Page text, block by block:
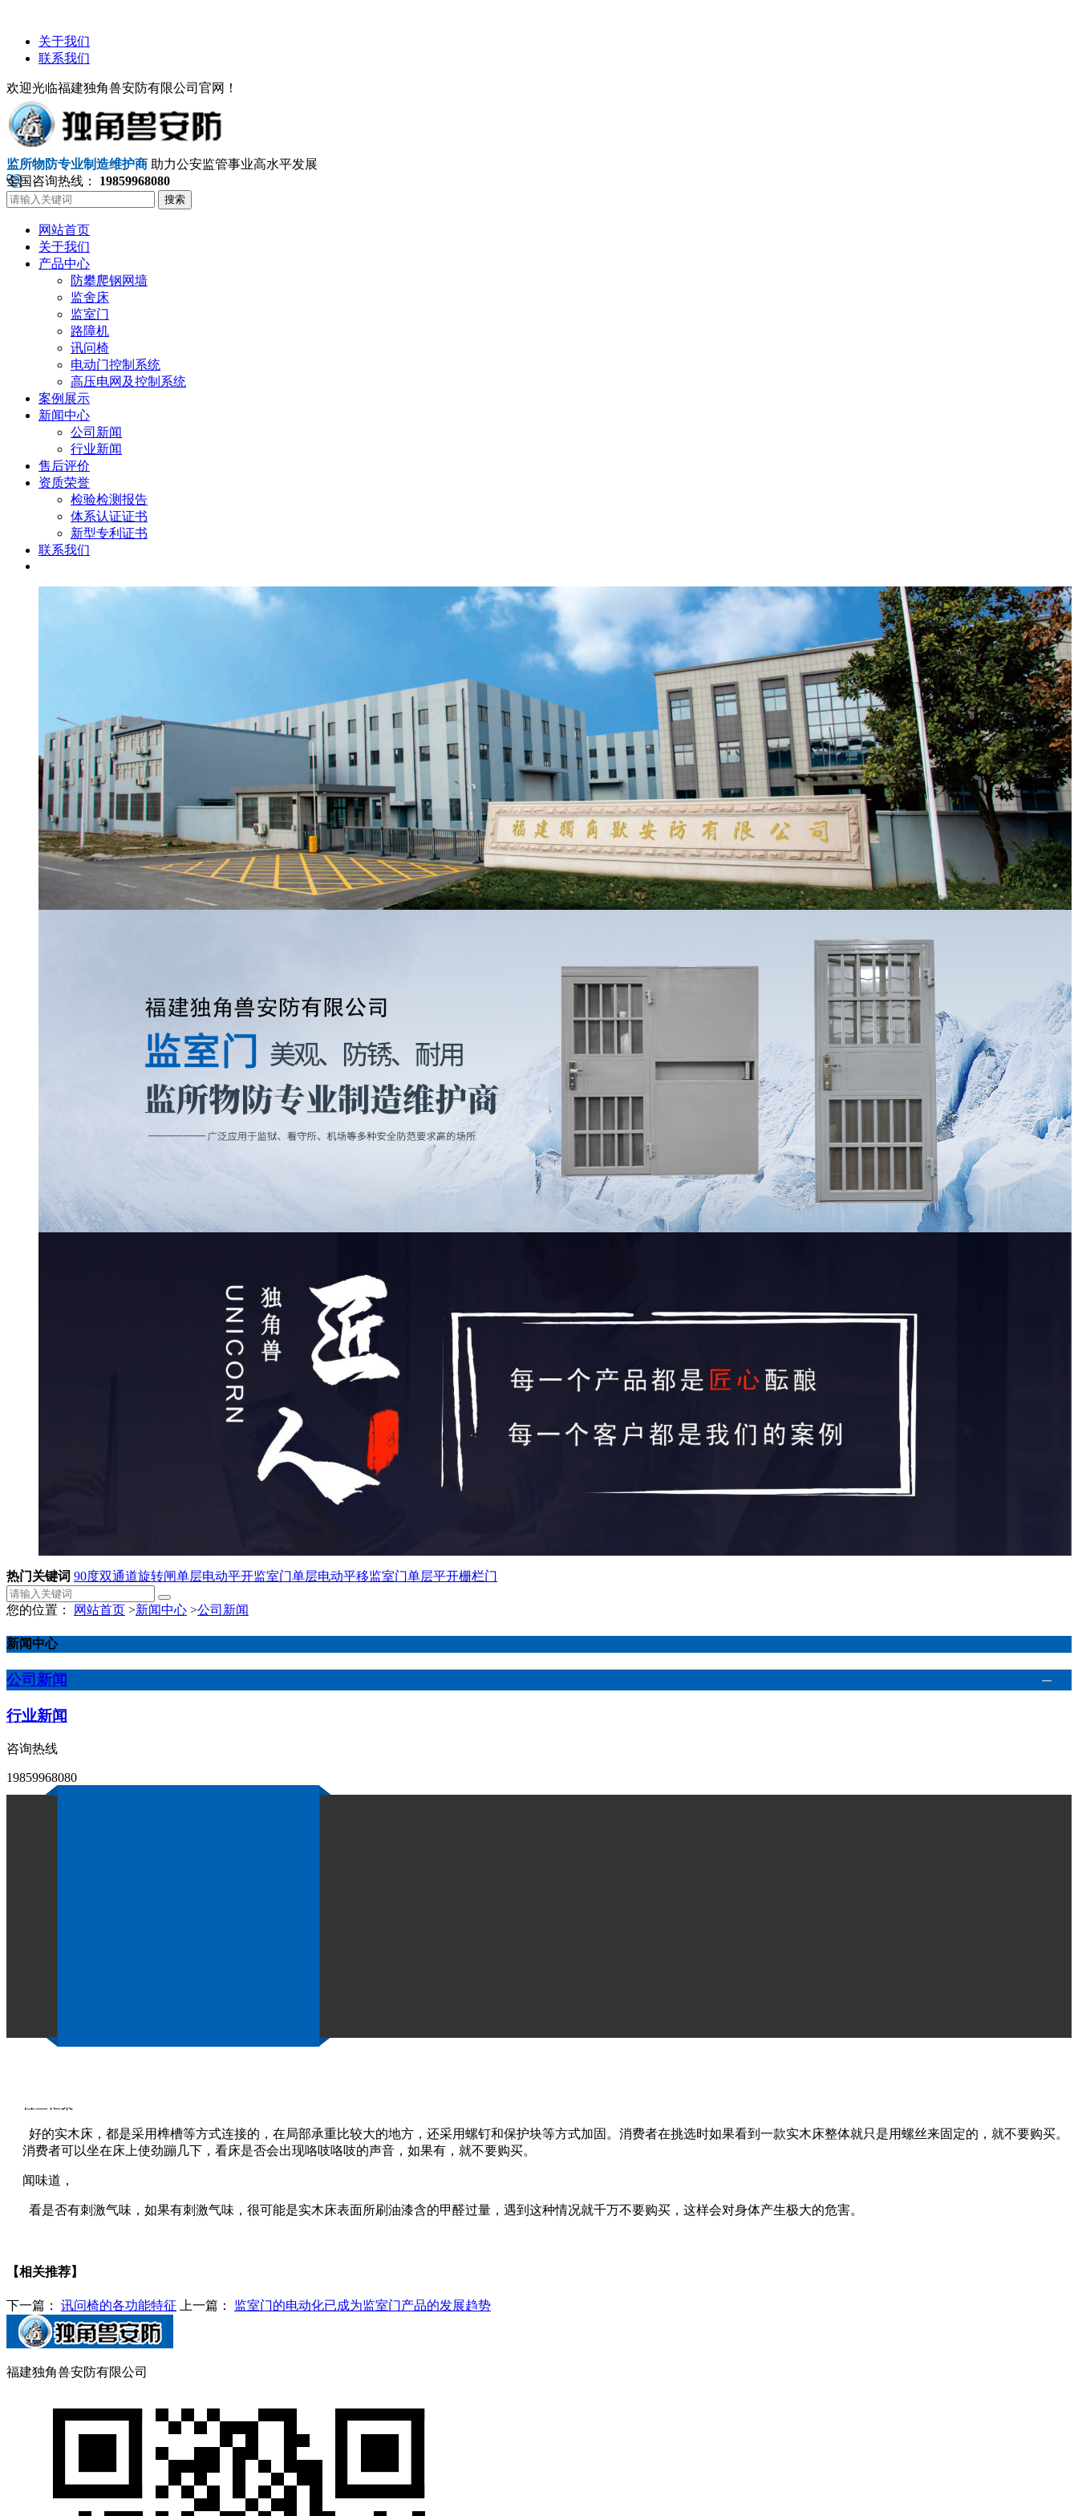
关于我们
联系我们
欢迎光临福建独角兽安防有限公司官网！
监所物防专业制造维护商 助力公安监管事业高水平发展
全国咨询热线：
19859968080
搜索
网站首页
关于我们
产品中心
防攀爬钢网墙
监舍床
监室门
路障机
讯问椅
电动门控制系统
高压电网及控制系统
案例展示
新闻中心
公司新闻
行业新闻
售后评价
资质荣誉
检验检测报告
体系认证证书
新型专利证书
联系我们
热门关键词 90度双通道旋转闸单层电动平开监室门单层电动平移监室门单层平开栅栏门
您的位置： 网站首页 >新闻中心 >公司新闻
新闻中心
公司新闻
行业新闻
咨询热线
19859968080
察看细节
好的实木床，都是采用榫槽等方式连接的，在局部承重比较大的地方，还采用螺钉和保护块等方式加固。消费者在挑选时如果看到一款实木床整体就只是用螺丝来固定的，就不要购买。
消费者可以坐在床上使劲蹦几下，看床是否会出现咯吱咯吱的声音，如果有，就不要购买。
闻味道，
看是否有刺激气味，如果有刺激气味，很可能是实木床表面所刷油漆含的甲醛过量，遇到这种情况就千万不要购买，这样会对身体产生极大的危害。
【相关推荐】
下一篇： 讯问椅的各功能特征 上一篇： 监室门的电动化已成为监室门产品的发展趋势
福建独角兽安防有限公司